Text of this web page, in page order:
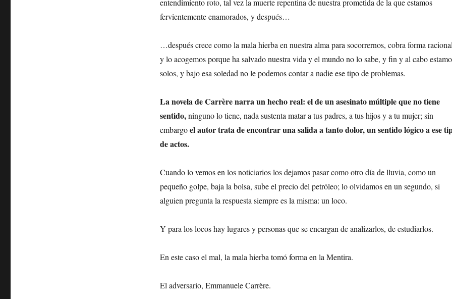
entendimiento roto, tal vez la muerte repentina de nuestra prometida de la que estamos
fervientemente enamorados, y después…
…después crece como la mala hierba en nuestra alma para socorrernos, cobra forma racional
y lo acogemos porque ha salvado nuestra vida y el mundo no lo sabe, y fin y al cabo
solos, y bajo esa soledad no le podemos contar a nadie ese tipo de problemas.
La novela de Carrère narra un hecho real: el de un asesinato múltiple que no tiene
sentido,ninguno lo tiene, nada sustenta matar a tus padres, a tus hijos y a tu mujer; sin
embargoel autor trata de encontrar una salida a tanto dolor, un sentido lógico a ese
de actos.
Cuando lo vemos en los noticiarios los dejamos pasar como otro día de lluvia, como un
pequeño golpe, baja la bolsa, sube el precio del petróleo; lo olvidamos en un segundo, si
alguien pregunta la respuesta siempre es la misma: un loco.
Y para los locos hay lugares y personas que se encargan de analizarlos, de estudiarlos.
En este caso el mal, la mala hierba tomó forma en la Mentira.
El adversario, Emmanuele Carrère.